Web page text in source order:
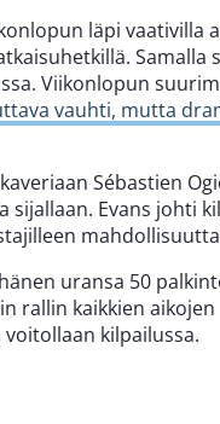
läpi vaativilla
Samalla
Viikonlopun
vauhti, mutta
Sébastien
Evans johti
uransa 50
rallin kaikkien aikojen
kilpailussa.